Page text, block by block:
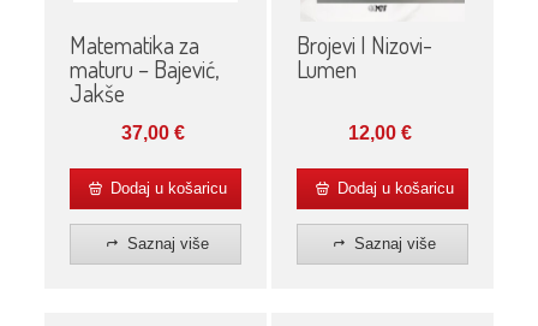
Matematika za
maturu – Bajević,
Jakše
37,00€
Dodaj u košaricu
Saznaj više
Brojevi I Nizovi-
Lumen
12,00€
Dodaj u košaricu
Saznaj više